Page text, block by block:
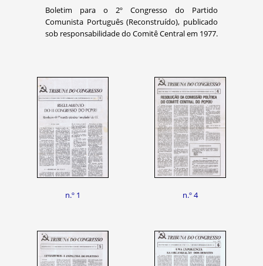
Boletim para o 2º Congresso do Partido
Comunista Português (Reconstruído), publicado
sob responsabilidade do Comitê Central em 1977.
n.º 1 n.º 4